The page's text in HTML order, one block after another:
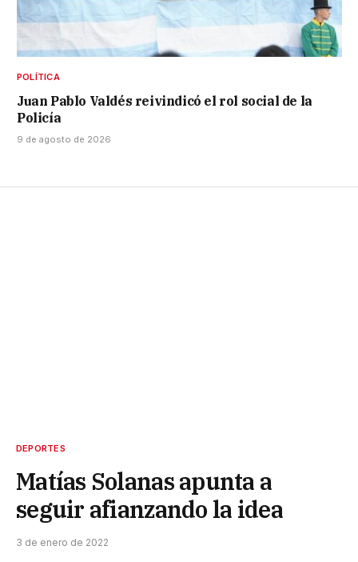
POLÍTICA
Juan Pablo Valdés reivindicó el rol social de la
Policía
9 de agosto de 2026
DEPORTES
Matías Solanas apunta a
seguir afianzando la idea
3 de enero de 2022